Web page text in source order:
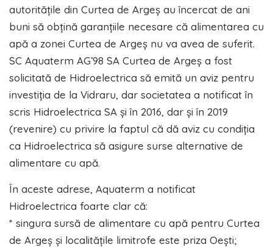
autoritățile din Curtea de Argeș au încercat de ani
buni să obțină garanțiile necesare că alimentarea cu
apă a zonei Curtea de Argeș nu va avea de suferit.
SC Aquaterm AG’98 SA Curtea de Argeș a fost
solicitată de Hidroelectrica să emită un aviz pentru
investiția de la Vidraru, dar societatea a notificat în
scris Hidroelectrica SA și în 2016, dar și în 2019
(revenire) cu privire la faptul că dă aviz cu condiția
ca Hidroelectrica să asigure surse alternative de
alimentare cu apă.
În aceste adrese, Aquaterm a notificat
Hidroelectrica foarte clar că:
* singura sursă de alimentare cu apă pentru Curtea
de Argeș și localitățile limitrofe este priza Oești;